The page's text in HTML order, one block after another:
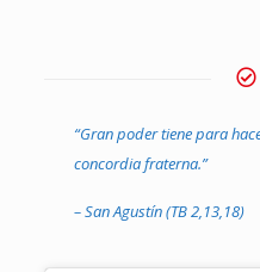
“Gran poder tiene para
concordia fraterna.”
– San Agustín (TB 2,13,18)